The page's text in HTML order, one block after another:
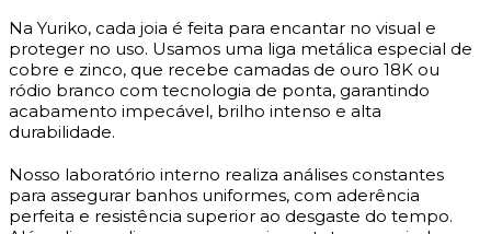
Na Yuriko, cada joia é feita para encantar no visual e
proteger no uso. Usamos uma liga metálica especial de
cobre e zinco, que recebe camadas de ouro 18K ou
ródio branco com tecnologia de ponta, garantindo
acabamento impecável, brilho intenso e alta
durabilidade.
Nosso laboratório interno realiza análises constantes
para assegurar banhos uniformes, com aderência
perfeita e resistência superior ao desgaste do tempo.